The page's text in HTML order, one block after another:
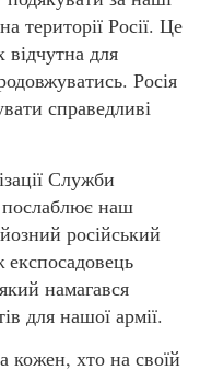
території Росії. Це
відчутна для
Росія
справедливі
Служби
послаблює наш
російський
експосадовець
намагався
для нашої армії.
кожен, хто на своїй